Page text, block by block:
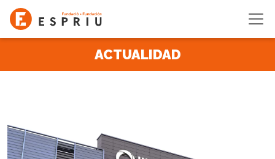
Pasar al contenido principal
ACTUALIDAD